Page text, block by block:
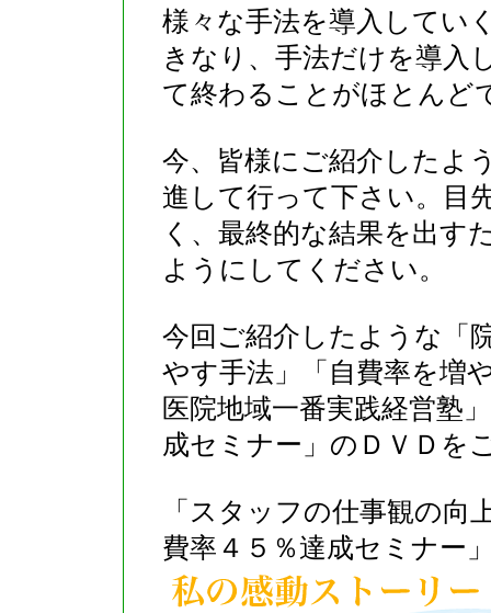
様々な手法を導入してい
きなり、手法だけを導入
て終わることがほとんど
今、皆様にご紹介したよ
進して行って下さい。目
く、最終的な結果を出す
ようにしてください。
今回ご紹介したような「
やす手法」「自費率を増
医院地域一番実践経営塾
成セミナー」のＤＶＤを
「スタッフの仕事観の向
費率４５％達成セミナー